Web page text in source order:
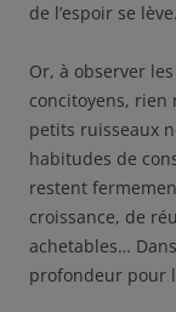
de l’espoir se lève.
Or, à observer
concitoyens, rien
petits ruisseaux
habitudes de
restent
croissance, de
achetables…
profondeur pour